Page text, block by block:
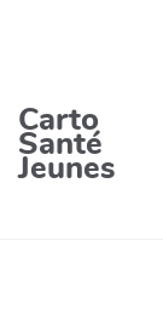
Carto
Santé
Jeunes